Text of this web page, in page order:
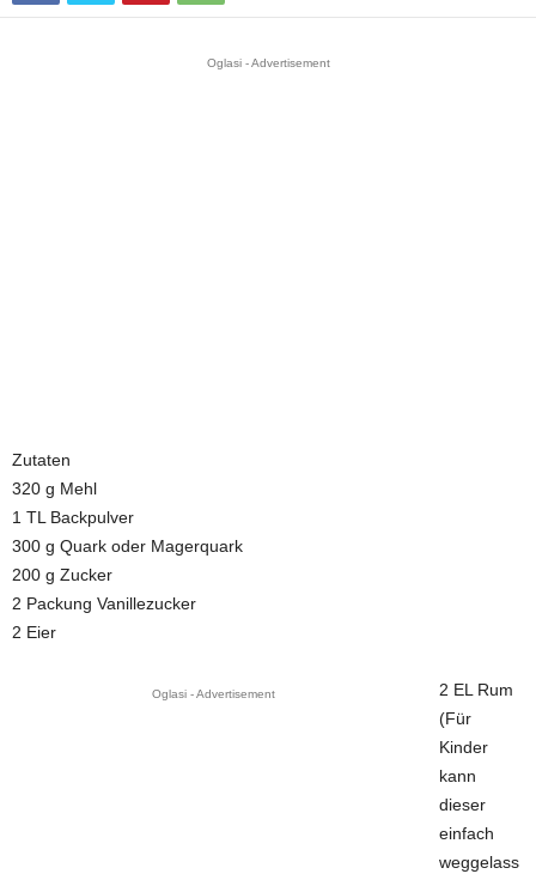
Oglasi - Advertisement
Zutaten
320 g Mehl
1 TL Backpulver
300 g Quark oder Magerquark
200 g Zucker
2 Packung Vanillezucker
2 Eier
Oglasi - Advertisement
2 EL Rum
(Für
Kinder
kann
dieser
einfach
weggelass